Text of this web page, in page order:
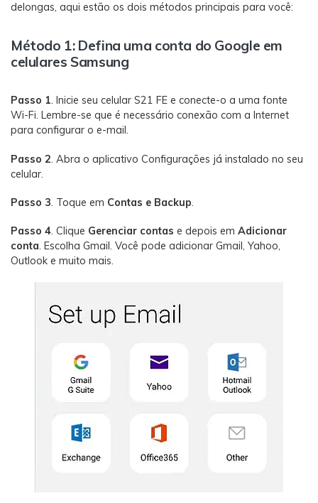
delongas, aqui estão os dois métodos principais para você:
Método 1: Defina uma conta do Google em
celulares Samsung
Passo 1. Inicie seu celular S21 FE e conecte-o a uma fonte
Wi-Fi. Lembre-se que é necessário conexão com a Internet
para configurar o e-mail.
Passo 2 . Abra o aplicativo Configurações já instalado no seu
celular.
Passo 3. Toque em Contas e Backup.
Passo 4. Clique Gerenciar contas e depois em Adicionar
conta. Escolha Gmail. Você pode adicionar Gmail, Yahoo,
Outlook e muito mais.